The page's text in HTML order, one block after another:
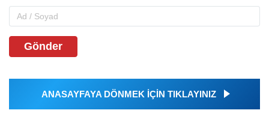
Gönder
ANASAYFAYA DÖNMEK İÇİN TIKLAYINIZ